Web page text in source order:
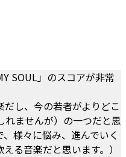
SOUL」のスコアが非常
し、今の若者がよりどこ
れませんが）の一つだと思
様々に悩み、進んでいく
る音楽だと思います。）